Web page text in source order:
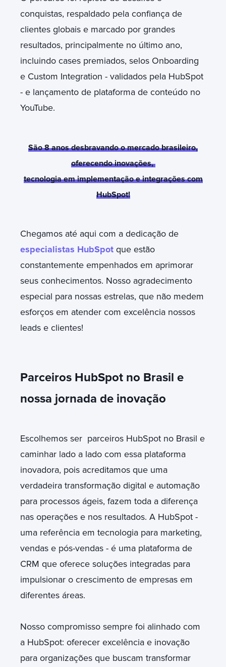
conquistas, respaldado pela confiança de
clientes globais e marcado por grandes
resultados, principalmente no último ano,
incluindo cases premiados, selos Onboarding
e Custom Integration - validados pela HubSpot
- e lançamento de plataforma de conteúdo no
YouTube.
São 8 anos desbravando o mercado brasileiro,
oferecendo inovações,
tecnologia em implementação e integrações com
HubSpot!
Chegamos até aqui com a dedicação de
especialistas HubSpot que estão
constantemente empenhados em aprimorar
seus conhecimentos. Nosso agradecimento
especial para nossas estrelas, que não medem
esforços em atender com excelência nossos
leads e clientes!
Parceiros HubSpot no Brasil e
nossa jornada de inovação
Escolhemos ser parceiros HubSpot no Brasil e
caminhar lado a lado com essa plataforma
inovadora, pois acreditamos que uma
verdadeira transformação digital e automação
para processos ágeis, fazem toda a diferença
nas operações e nos resultados. A HubSpot -
uma referência em tecnologia para marketing,
vendas e pós-vendas - é uma plataforma de
CRM que oferece soluções integradas para
impulsionar o crescimento de empresas em
diferentes áreas.
Nosso compromisso sempre foi alinhado com
a HubSpot: oferecer excelência e inovação
para organizações que buscam transformar